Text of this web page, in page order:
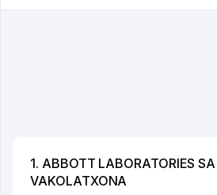
1. ABBOTT LABORATORIES
VAKOLATXONA